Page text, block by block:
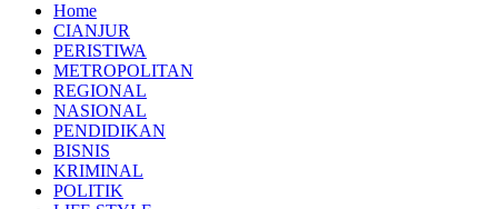
Home
CIANJUR
PERISTIWA
METROPOLITAN
REGIONAL
NASIONAL
PENDIDIKAN
BISNIS
KRIMINAL
POLITIK